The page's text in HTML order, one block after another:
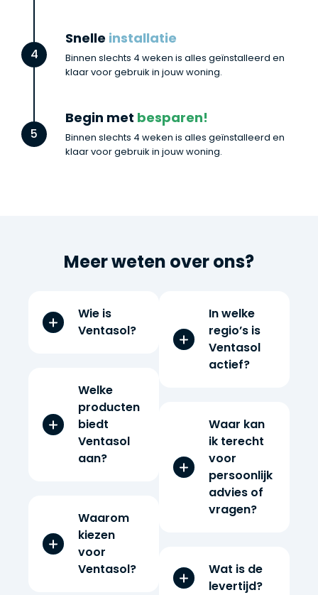
Snelle installatie
Binnen slechts 4 weken is alles geïnstalleerd en
klaar voor gebruik in jouw woning.
4
Begin met besparen!
Binnen slechts 4 weken is alles geïnstalleerd en
klaar voor gebruik in jouw woning.
5
Meer weten over ons?
Wie is
Ventasol?
Welke
producten
biedt
Ventasol
aan?
Waarom
kiezen
voor
Ventasol?
In welke
regio’s is
Ventasol
actief?
Waar kan
ik terecht
voor
persoonlijk
advies of
vragen?
Wat is de
levertijd?